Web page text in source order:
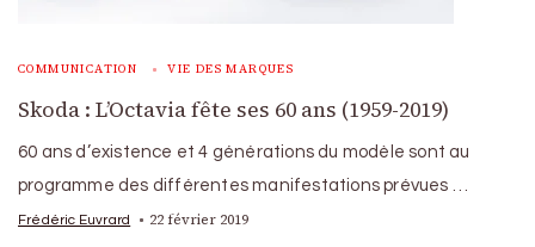
COMMUNICATION VIE DES MARQUES
Skoda : L’Octavia fête ses 60 ans (1959-2019)
60 ans d’existence et 4 générations du modèle sont au
programme des différentes manifestations prévues …
Frédéric Euvrard 22 février 2019